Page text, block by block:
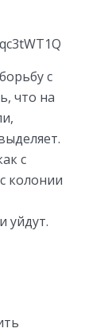
с
что на
с
колонии
уйдут.